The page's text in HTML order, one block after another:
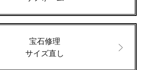
宝石修理
サイズ直し